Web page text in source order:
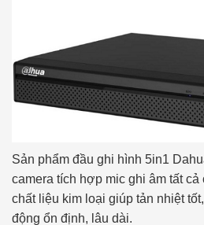
Sản phẩm đầu ghi hình 5in1
camera tích hợp mic ghi âm tất cả
chất liệu kim loại giúp tản nhiệt
động ổn định, lâu dài.